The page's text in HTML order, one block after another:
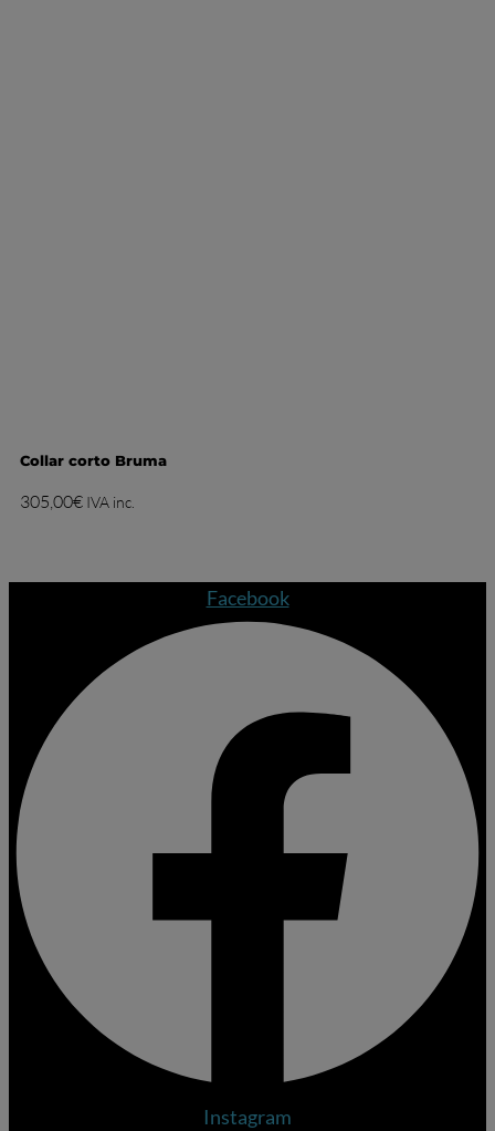
Collar corto Bruma
305,00€ IVA inc.
Facebook
Instagram